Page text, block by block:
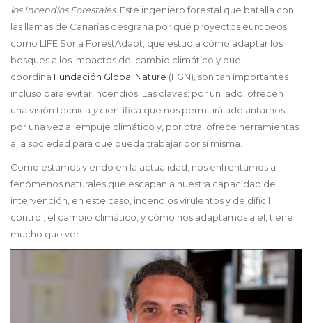
los Incendios Forestales. Este ingeniero forestal que batalla con
las llamas de Canarias desgrana por qué proyectos europeos
como LIFE Soria ForestAdapt, que estudia cómo adaptar los
bosques a los impactos del cambio climático y que
coordina Fundación Global Nature (FGN), son tan importantes
incluso para evitar incendios. Las claves: por un lado, ofrecen
una visión técnica ycientífica que nos permitirá adelantarnos
por una vez al empuje climático y, por otra, ofrece herramientas
a la sociedad para que pueda trabajar por sí misma.
Como estamos viendo en la actualidad, nos enfrentamos a
fenómenos naturales que escapan a nuestra capacidad de
intervención, en este caso, incendios virulentos y de difícil
control; el cambio climático, y cómo nos adaptamos a él, tiene
mucho que ver.